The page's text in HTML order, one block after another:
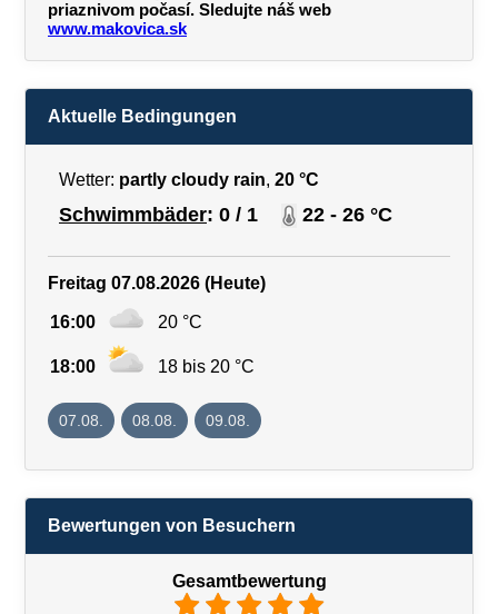
priaznivom počasí. Sledujte náš web
www.makovica.sk
Aktuelle Bedingungen
Wetter: partly cloudy rain, 20 °C
Schwimmbäder: 0 / 1 22 - 26 °C
Freitag 07.08.2026 (Heute)
16:00 20 °C
18:00 18 bis 20 °C
07.08. 08.08. 09.08.
Bewertungen von Besuchern
Gesamtbewertung